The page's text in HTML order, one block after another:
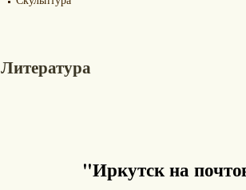
Литература
"Иркутск на